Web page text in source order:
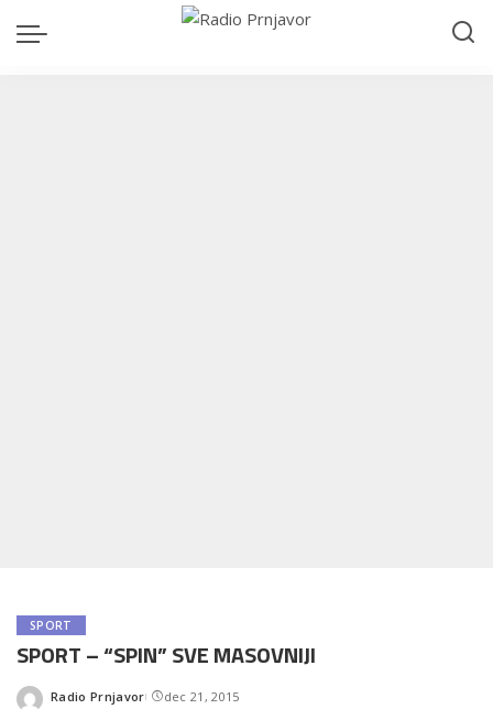
SPORT
SPORT – “SPIN” SVE MASOVNIJI
Posted
Radio Prnjavor dec 21, 2015